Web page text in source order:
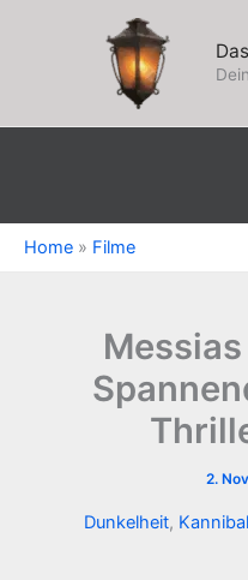
Home » Filme
2.
Dunkelheit,